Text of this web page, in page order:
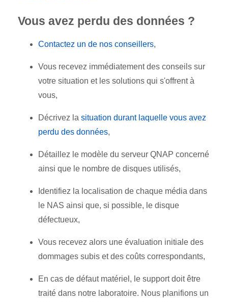
Vous avez perdu des données ?
Contactez un de nos conseillers,
Vous recevez immédiatement des conseils sur
votre situation et les solutions qui s'offrent à
vous,
Décrivez la situation durant laquelle vous avez
perdu des données,
Détaillez le modèle du serveur QNAP concerné
ainsi que le nombre de disques utilisés,
Identifiez la localisation de chaque média dans
le NAS ainsi que, si possible, le disque
défectueux,
Vous recevez alors une évaluation initiale des
dommages subis et des coûts correspondants,
En cas de défaut matériel, le support doit être
traité dans notre laboratoire. Nous planifions un